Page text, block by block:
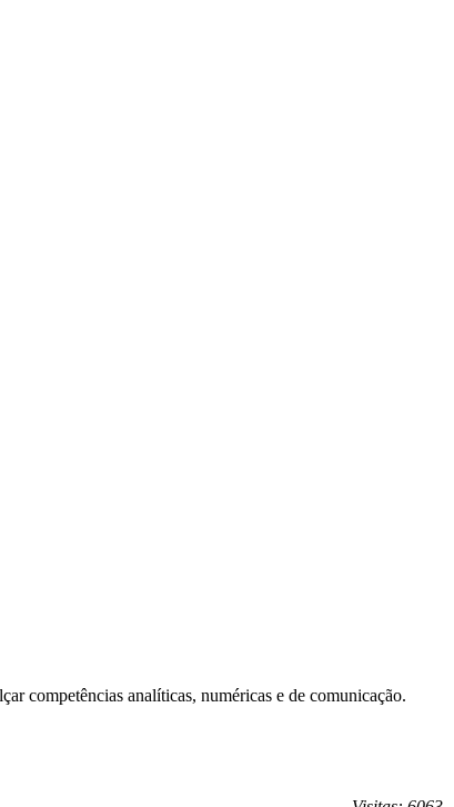
competências analíticas, numéricas e de comunicação.